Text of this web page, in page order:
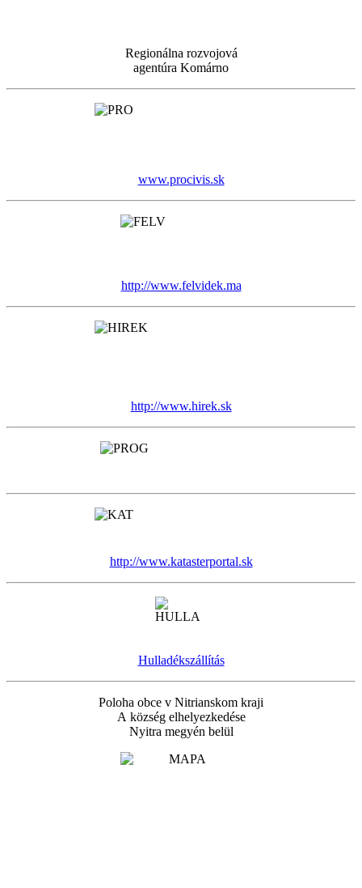
Regionálna rozvojová
agentúra Komárno
www.procivis.sk
http://www.felvidek.ma
http://www.hirek.sk
http://www.katasterportal.sk
Hulladékszállítás
Poloha obce v Nitrianskom kraji
A község elhelyezkedése
Nyitra megyén belül